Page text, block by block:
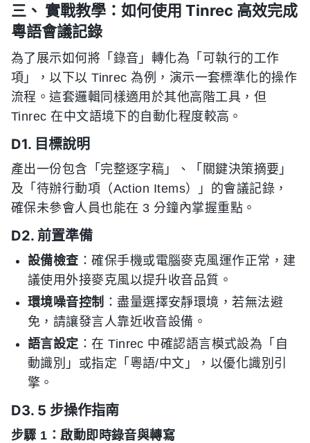
三、 實戰教學：如何使用 Tinrec 高效完成
粵語會議記錄
為了展示如何將「錄音」轉化為「可執行的工作
項」，以下以 Tinrec 為例，演示一套標準化的操作
流程。這套邏輯同樣適用於其他高階工具，但
Tinrec 在中文語境下的自動化程度較高。
D1. 目標說明
產出一份包含「完整逐字稿」、「關鍵決策摘要」
及「待辦行動項（Action Items）」的會議記錄，
確保未參會人員也能在 3 分鐘內掌握重點。
D2. 前置準備
設備檢查 ：確保手機或電腦麥克風運作正常，建
議使用外接麥克風以提升收音品質。
環境噪音控制 ：盡量選擇安靜環境，若無法避
免，請讓發言人靠近收音設備。
語言設定 ：在 Tinrec 中確認語言模式設為「自
動識別」或指定「粵語/中文」，以優化識別引
擎。
D3. 5 步操作指南
步驟 1：啟動即時錄音與轉寫